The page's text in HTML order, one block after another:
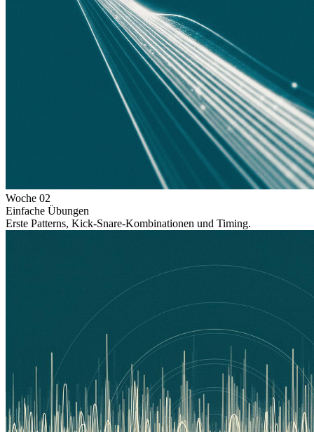
Woche 02
Einfache Übungen
Erste Patterns, Kick-Snare-Kombinationen und Timing.